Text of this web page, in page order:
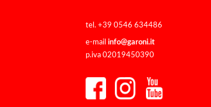
tel. +39 0546 634486
e-mailinfo@garoni.it
p.iva 02019450390